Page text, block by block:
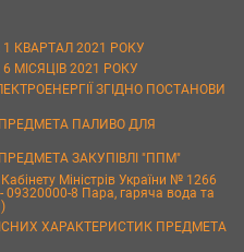
КВАРТАЛ 2021 РОКУ
МІСЯЦІВ 2021 РОКУ
ЗГІДНО ПОСТАНОВИ
ПАЛИВО ДЛЯ
ЗАКУПІВЛІ "ППМ"
Міністрів України № 1266
09320000-8 Пара, гаряча вода та
ХАРАКТЕРИСТИК ПРЕДМЕТА